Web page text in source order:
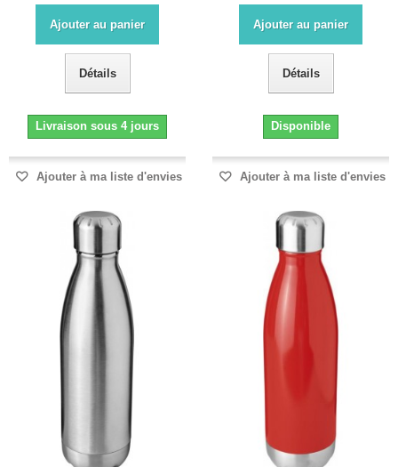
Ajouter au panier
Détails
Livraison sous 4 jours
Ajouter à ma liste d'envies
Ajouter au panier
Détails
Disponible
Ajouter à ma liste d'envies